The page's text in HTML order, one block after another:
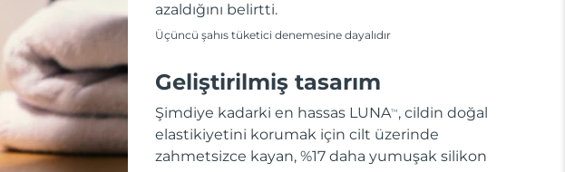
azaldığını belirtti.
Üçüncü şahıs tüketici denemesine dayalıdır
Geliştirilmiş tasarım
Şimdiye kadarki en hassas LUNATM , cildin doğal
elastikiyetini korumak için cilt üzerinde
zahmetsizce kayan, %17 daha yumuşak silikon